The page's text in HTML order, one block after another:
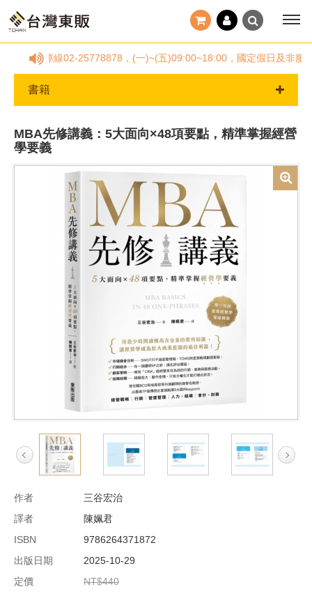
服專線02-25778878，(一)~(五)09:00~18:00，國定假日及非服務時
書籍
MBA先修講義：5大面向×48項要點，精準掌握經營
學要義
作者
三谷宏治
譯者
陳姵君
ISBN
9786264371872
出版日期
2025-10-29
定價
NT$440